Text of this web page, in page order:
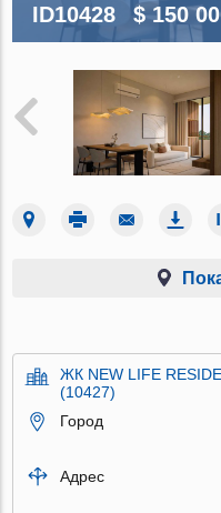
ID10428 $ 150
ЖК NEW LIFE
(10427)
Город
Адрес